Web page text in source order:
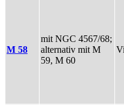
M 58
mit NGC 4567/68;
alternativ mit M
59, M 60